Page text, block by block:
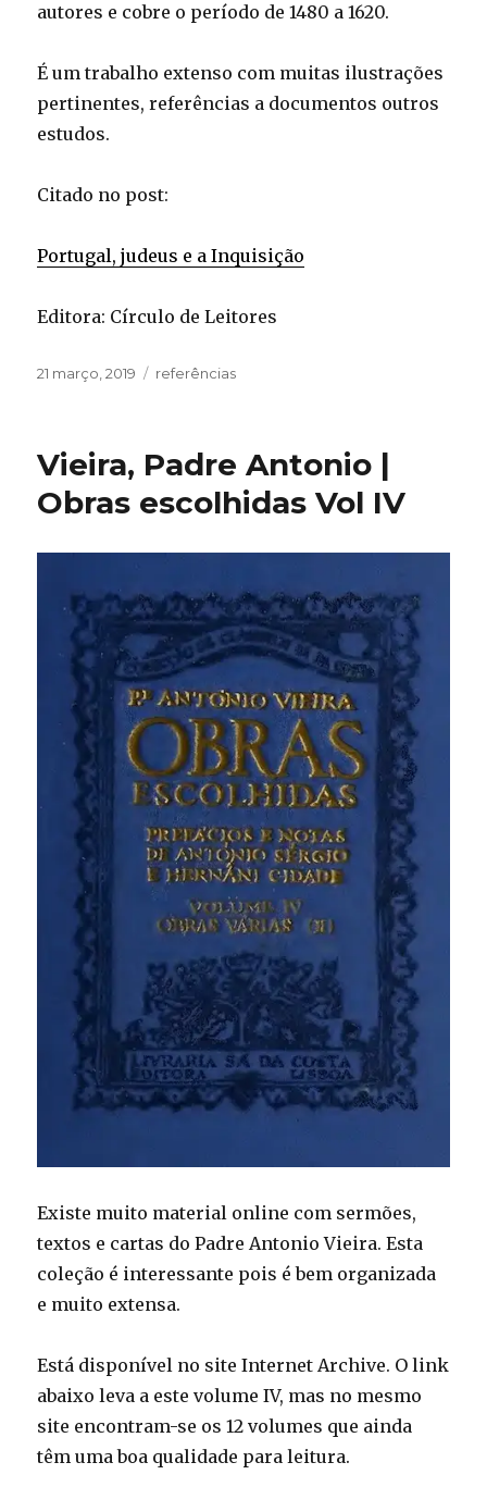
autores e cobre o período de 1480 a 1620.
É um trabalho extenso com muitas ilustrações
pertinentes, referências a documentos outros
estudos.
Citado no post:
Portugal, judeus e a Inquisição
Editora: Círculo de Leitores
Publicado
21 março, 2019 Categorias
referências
Vieira, Padre Antonio |
Obras escolhidas Vol IV
Existe muito material online com sermões,
textos e cartas do Padre Antonio Vieira. Esta
coleção é interessante pois é bem organizada
e muito extensa.
Está disponível no site Internet Archive. O link
abaixo leva a este volume IV, mas no mesmo
site encontram-se os 12 volumes que ainda
têm uma boa qualidade para leitura.